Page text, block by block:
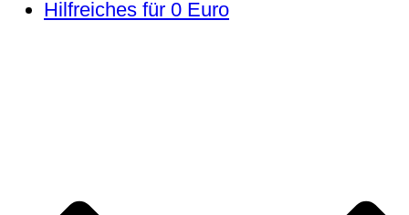
Hilfreiches für 0 Euro